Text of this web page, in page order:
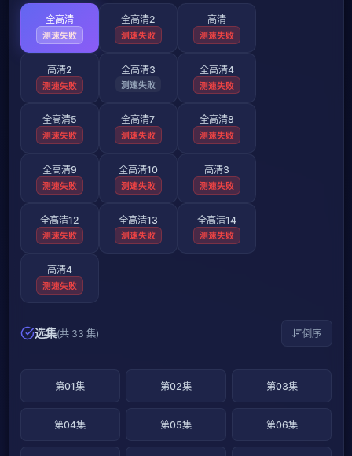
全高清
测速失败
全高清2
测速失败
高清
测速失败
高清2
测速失败
全高清3
测速失败
全高清4
测速失败
全高清5
测速失败
全高清7
测速失败
全高清8
测速失败
全高清9
测速失败
全高清10
测速失败
高清3
测速失败
全高清12
测速失败
全高清13
测速失败
全高清14
测速失败
高清4
测速失败
选集(共 33 集) 倒序
第01集 第02集 第03集
第04集 第05集 第06集